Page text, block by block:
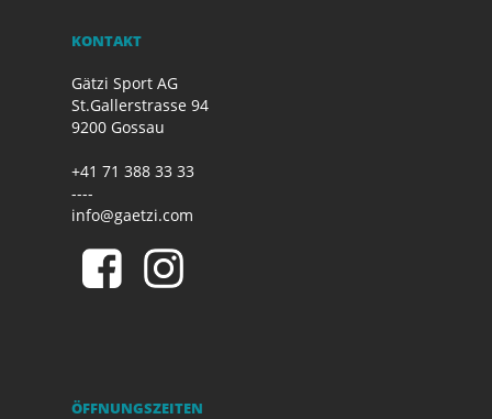
KONTAKT
Gätzi Sport AG
St.Gallerstrasse 94
9200 Gossau
+41 71 388 33 33
----
info@gaetzi.com
ÖFFNUNGSZEITEN